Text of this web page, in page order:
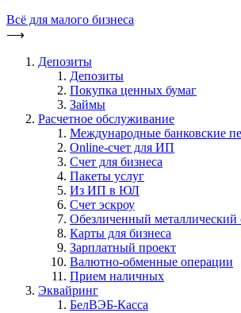
Всё для малого бизнеса
⟶
Депозиты
Депозиты
Покупка ценных бумаг
Займы
Расчетное обслуживание
Международные банковские
Online-счет для ИП
Счет для бизнеса
Пакеты услуг
Из ИП в ЮЛ
Счет эскроу
Обезличенный металлический
Карты для бизнеса
Зарплатный проект
Валютно-обменные операции
Прием наличных
Эквайринг
БелВЭБ-Касса